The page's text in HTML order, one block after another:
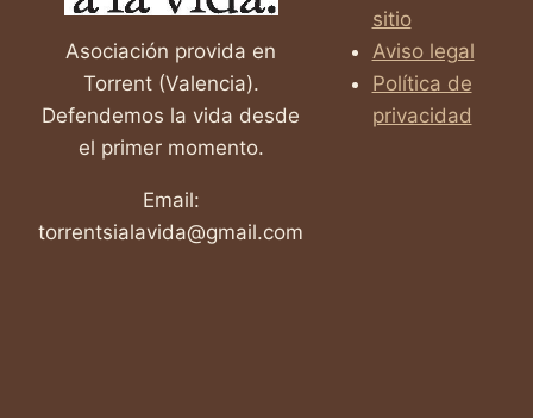
Asociación provida en
Torrent (Valencia).
Defendemos la vida desde
el primer momento.
Email:
torrentsialavida@gmail.com
sitio
Aviso legal
Política de
privacidad